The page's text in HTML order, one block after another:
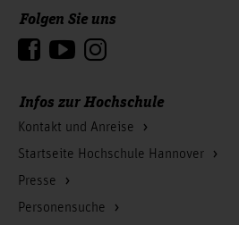
Infos zur Hochschule
Kontakt und Anreise
Startseite Hochschule Hannover
Presse
Personensuche
Folgen Sie uns